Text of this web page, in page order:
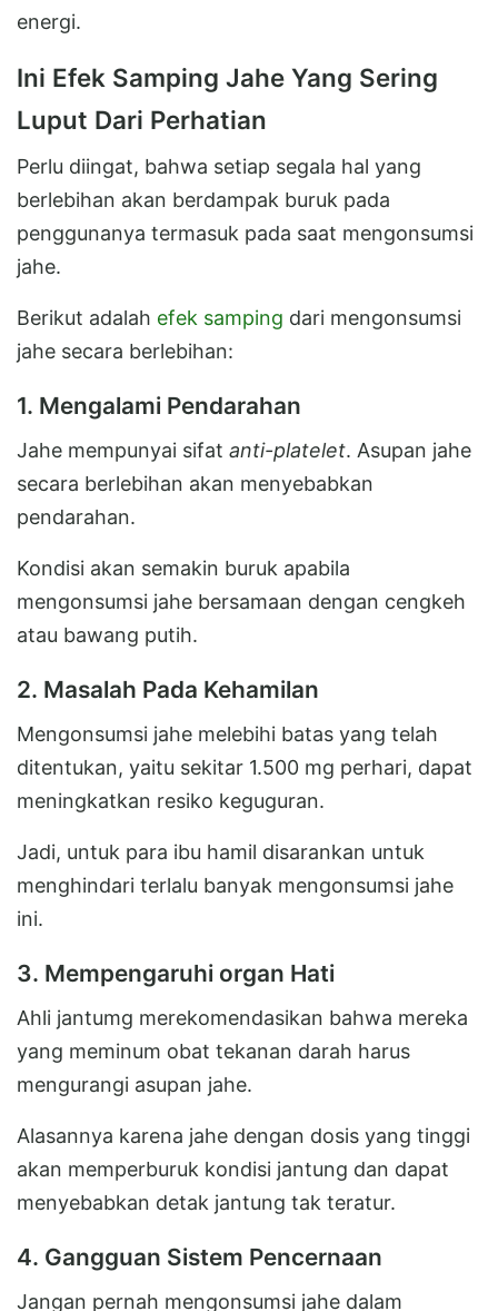
energi.
Ini Efek Samping Jahe Yang Sering
Luput Dari Perhatian
Perlu diingat, bahwa setiap segala hal yang
berlebihan akan berdampak buruk pada
penggunanya termasuk pada saat mengonsumsi
jahe.
Berikut adalah efek samping dari mengonsumsi
jahe secara berlebihan:
1. Mengalami Pendarahan
Jahe mempunyai sifat anti-platelet. Asupan jahe
secara berlebihan akan menyebabkan
pendarahan.
Kondisi akan semakin buruk apabila
mengonsumsi jahe bersamaan dengan cengkeh
atau bawang putih.
2. Masalah Pada Kehamilan
Mengonsumsi jahe melebihi batas yang telah
ditentukan, yaitu sekitar 1.500 mg perhari, dapat
meningkatkan resiko keguguran.
Jadi, untuk para ibu hamil disarankan untuk
menghindari terlalu banyak mengonsumsi jahe
ini.
3. Mempengaruhi organ Hati
Ahli jantumg merekomendasikan bahwa mereka
yang meminum obat tekanan darah harus
mengurangi asupan jahe.
Alasannya karena jahe dengan dosis yang tinggi
akan memperburuk kondisi jantung dan dapat
menyebabkan detak jantung tak teratur.
4. Gangguan Sistem Pencernaan
Jangan pernah mengonsumsi jahe dalam